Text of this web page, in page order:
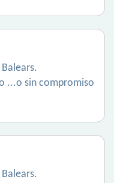
...o sin compromiso